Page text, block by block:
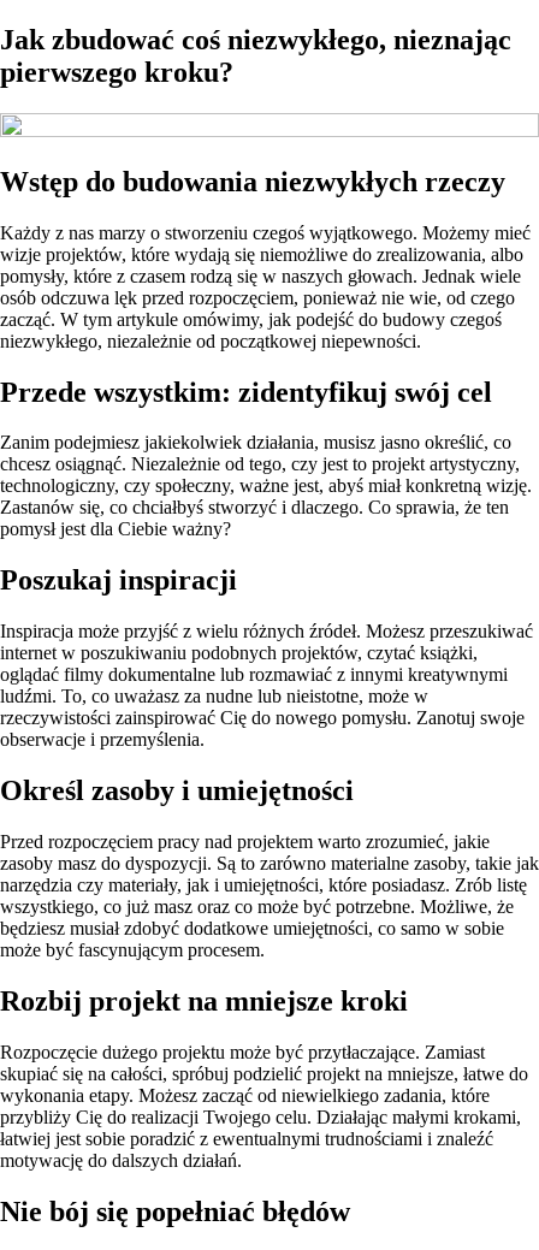
Jak zbudować coś niezwykłego, nieznając
pierwszego kroku?
Wstęp do budowania niezwykłych rzeczy
Każdy z nas marzy o stworzeniu czegoś wyjątkowego. Możemy mieć
wizje projektów, które wydają się niemożliwe do zrealizowania, albo
pomysły, które z czasem rodzą się w naszych głowach. Jednak wiele
osób odczuwa lęk przed rozpoczęciem, ponieważ nie wie, od czego
zacząć. W tym artykule omówimy, jak podejść do budowy czegoś
niezwykłego, niezależnie od początkowej niepewności.
Przede wszystkim: zidentyfikuj swój cel
Zanim podejmiesz jakiekolwiek działania, musisz jasno określić, co
chcesz osiągnąć. Niezależnie od tego, czy jest to projekt artystyczny,
technologiczny, czy społeczny, ważne jest, abyś miał konkretną wizję.
Zastanów się, co chciałbyś stworzyć i dlaczego. Co sprawia, że ten
pomysł jest dla Ciebie ważny?
Poszukaj inspiracji
Inspiracja może przyjść z wielu różnych źródeł. Możesz przeszukiwać
internet w poszukiwaniu podobnych projektów, czytać książki,
oglądać filmy dokumentalne lub rozmawiać z innymi kreatywnymi
ludźmi. To, co uważasz za nudne lub nieistotne, może w
rzeczywistości zainspirować Cię do nowego pomysłu. Zanotuj swoje
obserwacje i przemyślenia.
Określ zasoby i umiejętności
Przed rozpoczęciem pracy nad projektem warto zrozumieć, jakie
zasoby masz do dyspozycji. Są to zarówno materialne zasoby, takie jak
narzędzia czy materiały, jak i umiejętności, które posiadasz. Zrób listę
wszystkiego, co już masz oraz co może być potrzebne. Możliwe, że
będziesz musiał zdobyć dodatkowe umiejętności, co samo w sobie
może być fascynującym procesem.
Rozbij projekt na mniejsze kroki
Rozpoczęcie dużego projektu może być przytłaczające. Zamiast
skupiać się na całości, spróbuj podzielić projekt na mniejsze, łatwe do
wykonania etapy. Możesz zacząć od niewielkiego zadania, które
przybliży Cię do realizacji Twojego celu. Działając małymi krokami,
łatwiej jest sobie poradzić z ewentualnymi trudnościami i znaleźć
motywację do dalszych działań.
Nie bój się popełniać błędów